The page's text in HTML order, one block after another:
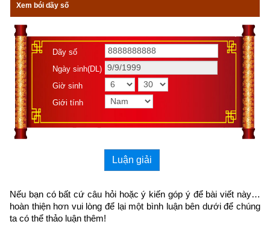
đi của một chương trình. Nó đặt ra những tiêu chuẩn cho việc
lập kế hoạch. Thành công có khả
năng xuyên thấu và ảnh
hưởng đến mọi mặt của cuộc sống.
Xem bói dãy số
Dãy số
Ngày sinh(DL)
Giờ sinh
Giới tính
Luận giải
Nếu bạn có bất cứ câu hỏi hoặc ý kiến góp ý để bài viết này…
hoàn thiện hơn vui lòng để lại một bình luận bên dưới để chúng
ta có thể thảo luận thêm!